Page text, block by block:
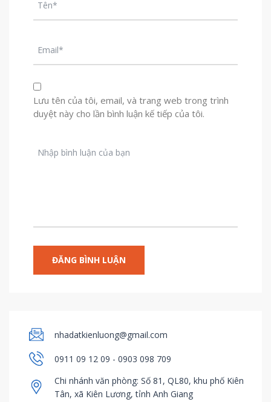
Lưu tên của tôi, email, và trang web trong trình
duyệt này cho lần bình luận kế tiếp của tôi.
nhadatkienluong@gmail.com
0911 09 12 09 - 0903 098 709
Chi nhánh văn phòng: Số 81, QL80, khu phố Kiên
Tân, xã Kiên Lương, tỉnh Anh Giang